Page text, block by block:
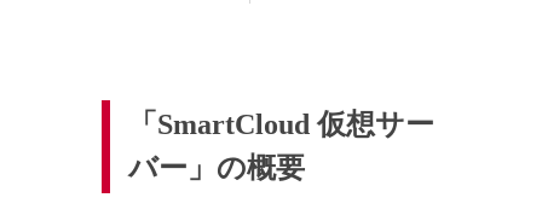
「SmartCloud 仮想サー
バー」の概要